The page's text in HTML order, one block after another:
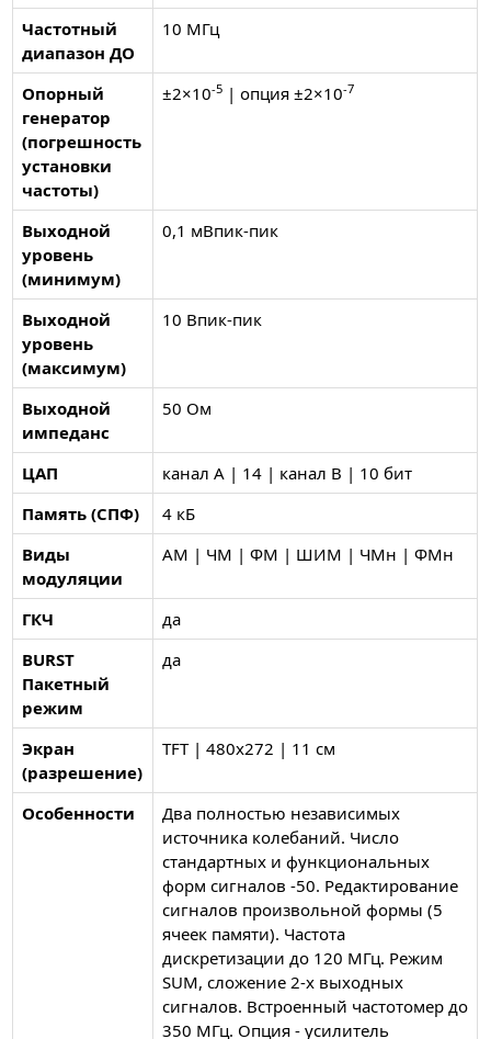
Частотный
диапазон ДО
10 МГц
Опорный
генератор
(погрешность
установки
частоты)
±2×10-5| опция ±2×10-7
Выходной
уровень
(минимум)
0,1 мВпик-пик
Выходной
уровень
(максимум)
10 Впик-пик
Выходной
импеданс
50 Ом
ЦАП
канал A | 14 | канал B | 10 бит
Память (СПФ)
4 кБ
Виды
модуляции
АМ | ЧМ | ФМ | ШИМ | ЧМн | ФМн
ГКЧ
да
BURST
Пакетный
режим
да
Экран
(разрешение)
TFT | 480х272 | 11 см
Особенности
Два полностью независимых
источника колебаний. Число
стандартных и функциональных
форм сигналов -50. Редактирование
сигналов произвольной формы (5
ячеек памяти). Частота
дискретизации до 120 МГц. Режим
SUM, сложение 2-х выходных
сигналов. Встроенный частотомер до
350 МГц. Опция - усилитель